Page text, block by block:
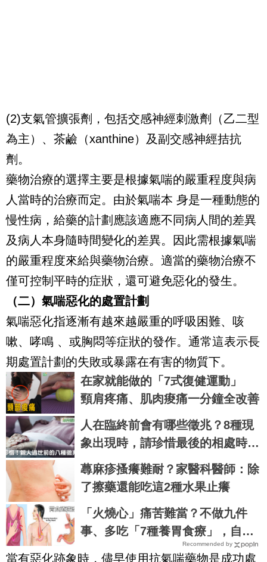
(2)支氣管擴張劑，包括交感神經刺激劑（乙二型
為主）、茶鹼（xanthine）及副交感神經拮抗
劑。
藥物治療的選擇主要是根據氣喘的嚴重程度與病
人當時的治療而定。由於氣喘本 身是一種動態的
慢性病，給藥的計劃應該適應不同病人間的差異
及病人本身隨時間變化的差異。因此需根據氣喘
的嚴重程度來給與藥物治療。適當的藥物治療不
僅可控制平時的症狀，還可避免惡化的發生。
（二）氣喘惡化的處置計劃
氣喘惡化指逐漸有越來越嚴重的呼吸困難、咳
嗽、哮鳴 、或胸悶等症狀的發作。通常這表示長
期處置計劃的失敗或暴露在有害的物質下。
在家就能做的「7式復健運動」
頸肩疼痛、肌肉痠痛一分鐘全改善
人在臨終前會有哪些徵兆？8種現
象出現時，請珍惜最後的相處時光
｜每日健康 Health
蕁麻疹搔癢難耐？家醫科醫師：除
了擦藥還能吃這2種水果止癢
「火燒心」痛苦難當？不做九件
事、多吃「7種養胃食療」，自癒
「胃食道逆流」不求人！
Recommended by
當有惡化跡象時，儘早使用抗氣喘藥物是成功處